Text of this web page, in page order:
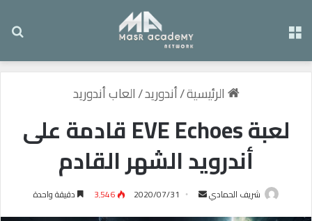
الرئيسية/أندوريد/العاب أندوريد
لعبة EVE Echoes قادمة على
أندرويد الشهر القادم
شريف الحمادي 2020/07/31 3٬546 دقيقة واحدة